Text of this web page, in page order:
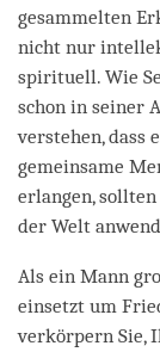
gesammelten
nicht nur
spirituell. Wie
schon in seiner
verstehen, dass
gemeinsame
erlangen,
der Welt
Als ein Mann
einsetzt um
verkörpern Sie,